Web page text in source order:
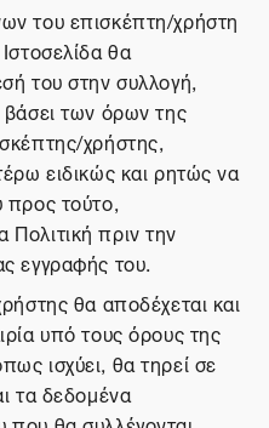
του επισκέπτη/χρήστη
θα
του στην συλλογή,
των όρων της
χρήστης,
ειδικώς και ρητώς να
προς τούτο,
πριν την
εγγραφής του.
θα αποδέχεται και
υπό τους όρους της
ισχύει, θα τηρεί σε
τα δεδομένα